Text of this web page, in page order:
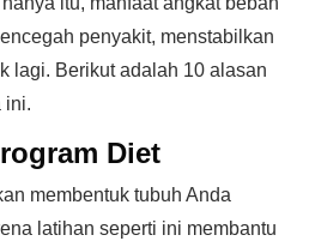
penyakit, menstabilkan
lagi. Berikut adalah 10 alasan
ini.
Diet
membentuk tubuh Anda
latihan seperti ini membantu